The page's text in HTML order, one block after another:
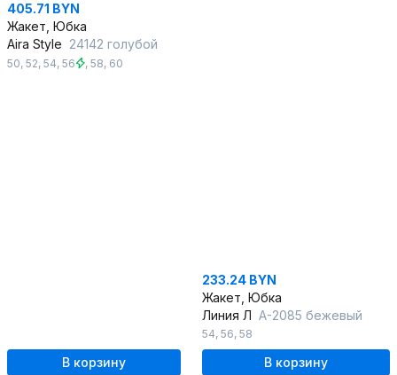
405.71 BYN
Жакет, Юбка
Aira Style 24142 голубой
50, 52, 54, 56 , 58, 60
В корзину
233.24 BYN
Жакет, Юбка
Линия Л А-2085 бежевый
54, 56, 58
В корзину